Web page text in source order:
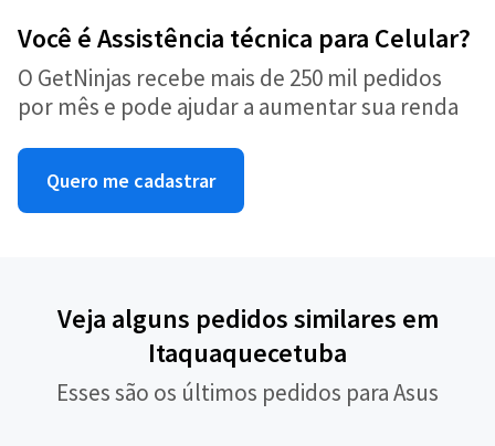
Você é Assistência técnica para Celular?
O GetNinjas recebe mais de 250 mil pedidos
por mês e pode ajudar a aumentar sua renda
Quero me cadastrar
Veja alguns pedidos similares em
Itaquaquecetuba
Esses são os últimos pedidos para Asus